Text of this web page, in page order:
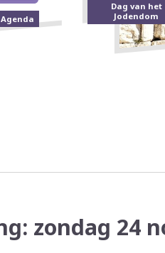
Agenda
Dag van het
Jodendom
zondag 24